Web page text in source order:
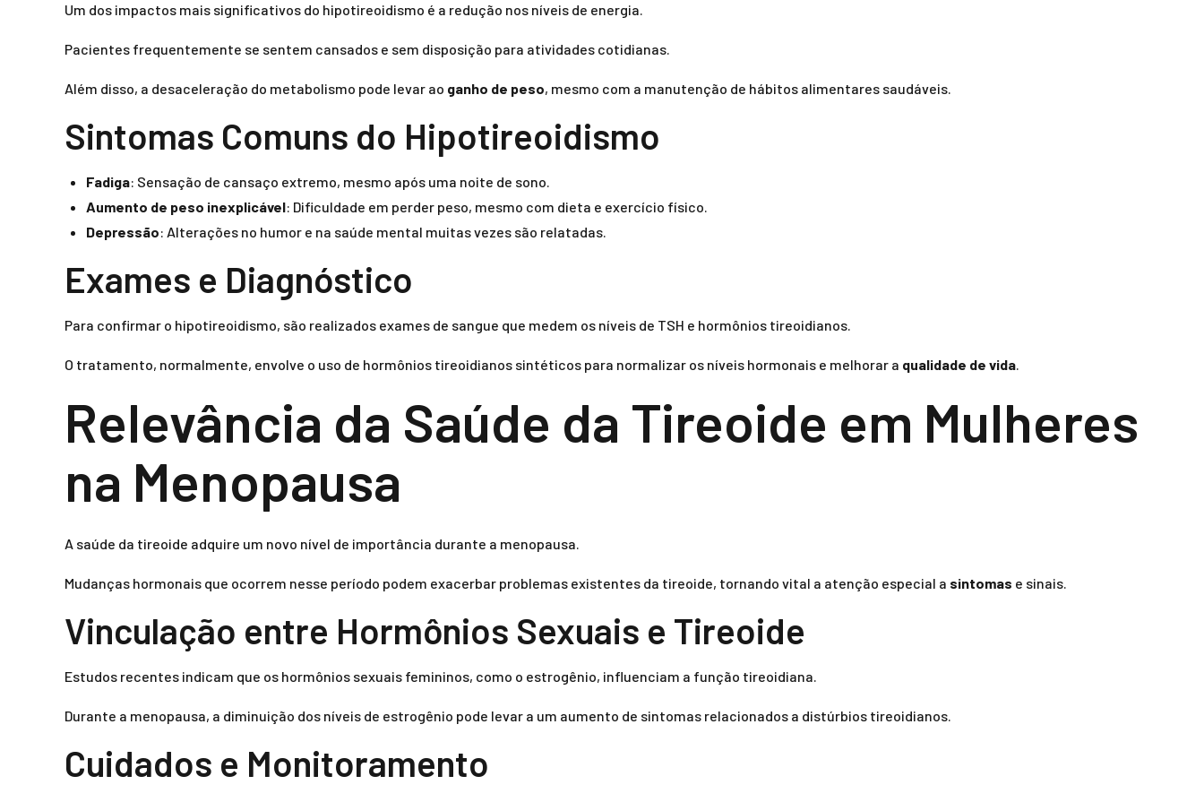
Um dos impactos mais significativos do hipotireoidismo é a redução nos níveis de energia.
Pacientes frequentemente se sentem cansados e sem disposição para atividades cotidianas.
Além disso, a desaceleração do metabolismo pode levar ao ganho de peso, mesmo com a manutenção de hábitos alimentares saudáveis.
Sintomas Comuns do Hipotireoidismo
Fadiga: Sensação de cansaço extremo, mesmo após uma noite de sono.
Aumento de peso inexplicável: Dificuldade em perder peso, mesmo com dieta e exercício físico.
Depressão: Alterações no humor e na saúde mental muitas vezes são relatadas.
Exames e Diagnóstico
Para confirmar o hipotireoidismo, são realizados exames de sangue que medem os níveis de TSH e hormônios tireoidianos.
O tratamento, normalmente, envolve o uso de hormônios tireoidianos sintéticos para normalizar os níveis hormonais e melhorar a qualidade de vida.
Relevância da Saúde da Tireoide em Mulheres
na Menopausa
A saúde da tireoide adquire um novo nível de importância durante a menopausa.
Mudanças hormonais que ocorrem nesse período podem exacerbar problemas existentes da tireoide, tornando vital a atenção especial a sintomas e sinais.
Vinculação entre Hormônios Sexuais e Tireoide
Estudos recentes indicam que os hormônios sexuais femininos, como o estrogênio, influenciam a função tireoidiana.
Durante a menopausa, a diminuição dos níveis de estrogênio pode levar a um aumento de sintomas relacionados a distúrbios tireoidianos.
Cuidados e Monitoramento